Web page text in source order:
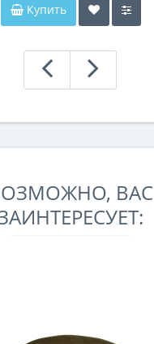
Купить
ВАС